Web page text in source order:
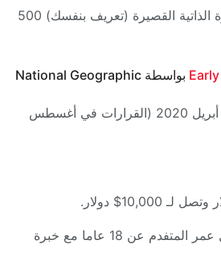
/ السيرة الذاتية / السيرة الذاتية القصيرة (تعريف بنفسك) 500
بواسطة National Geographic
– آخر موعد للتقديم: 22 أبريل 2020 (القرارات في أغسطس
– الاهلية : يجب أن لا يقل عمر المتفدم عن 18 عاما مع خبرة